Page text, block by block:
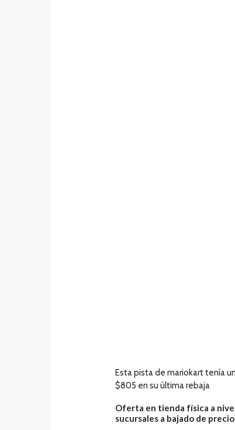
Esta pista de mariokart tenía
$805 en su última rebaja
Oferta en tienda física a
sucursales a bajado de